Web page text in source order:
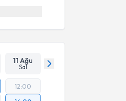
11 Ağu
Sal
12:00